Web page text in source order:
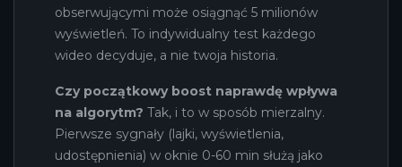
obserwującymi może osiągnąć 5 milionów
wyświetleń. To indywidualny test każdego
wideo decyduje, a nie twoja historia.
Czy początkowy boost naprawdę wpływa
na algorytm? Tak, i to w sposób mierzalny.
Pierwsze sygnały (lajki, wyświetlenia,
udostępnienia) w oknie 0-60 min służą jako